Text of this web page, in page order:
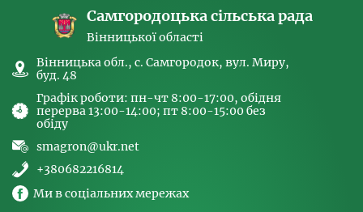
Самгородоцька сільська рада
Вінницької області
Вінницька обл., с. Самгородок, вул. Миру,
буд. 48
Графік роботи: пн-чт 8:00-17:00, обідня
перерва 13:00-14:00; пт 8:00-15:00 без
обіду
smagron@ukr.net
+380682216814
Ми в соціальних мережах